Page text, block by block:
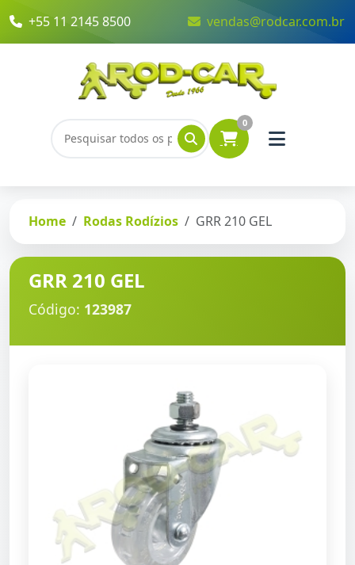
+55 11 2145 8500 vendas@rodcar.com.br
0
Home Rodas Rodízios GRR 210 GEL
GRR 210 GEL
Código: 123987